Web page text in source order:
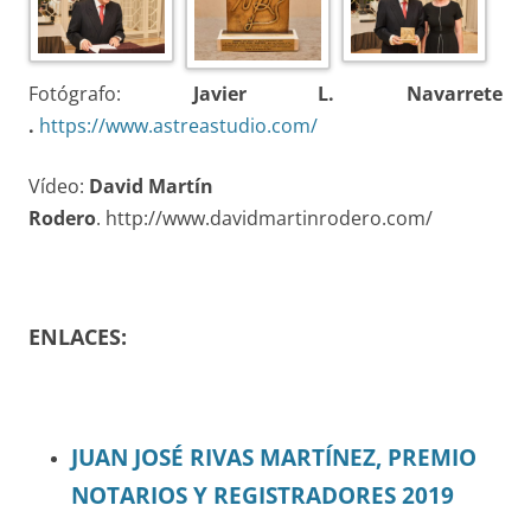
Fotógrafo: Javier L. Navarrete
. https://www.astreastudio.com/
Vídeo: David Martín
Rodero. http://www.davidmartinrodero.com/
ENLACES:
JUAN JOSÉ RIVAS MARTÍNEZ, PREMIO
NOTARIOS Y REGISTRADORES 2019